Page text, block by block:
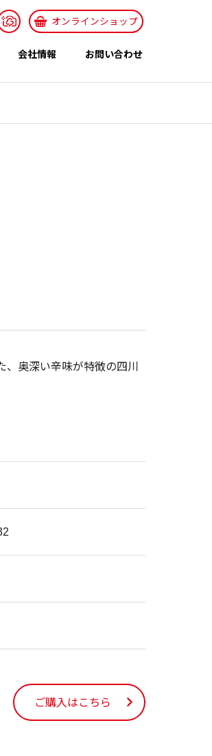
オンラインショップ
会社情報 お問い合わせ
奥深い辛味が特徴の四川
ご購入はこちら